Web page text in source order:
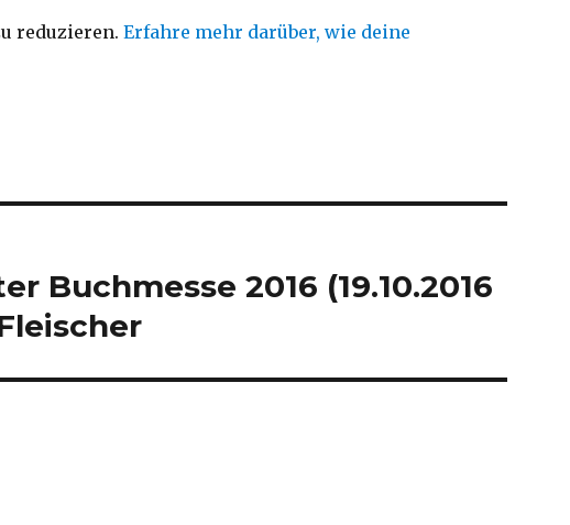
reduzieren.Erfahre mehr darüber, wie deine
Buchmesse 2016 (19.10.2016